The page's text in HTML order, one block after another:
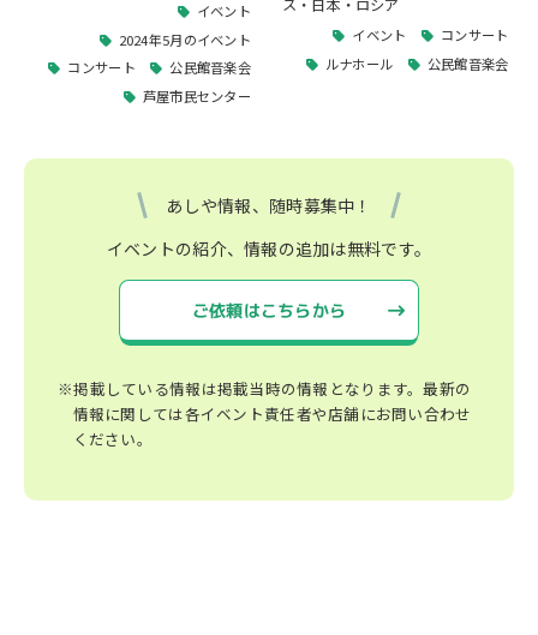
イベント
2024年5月のイベント
コンサート
公民館音楽会
芦屋市民センター
ス・日本・ロシア
イベント
コンサート
ルナホール
公民館音楽会
あしや情報、随時募集中！
イベントの紹介、情報の追加は無料です。
ご依頼はこちらから
※掲載している情報は掲載当時の情報となります。最新の
情報に関しては各イベント責任者や店舗にお問い合わせ
ください。